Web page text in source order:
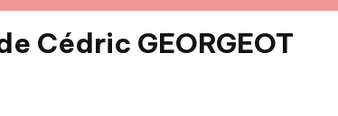
Cédric GEORGEOT